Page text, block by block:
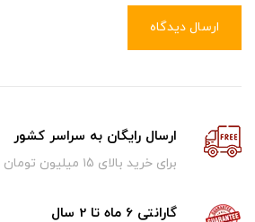
ارسال دیدگاه
ارسال رایگان به سراسر کشور
برای خرید بالای ۱5 میلیون تومان
گارانتی 6 ماه تا 2 سال